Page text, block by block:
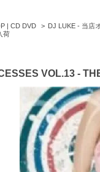
| CD DVD > DJ LUKE - 当店
荷
VOL.13 -